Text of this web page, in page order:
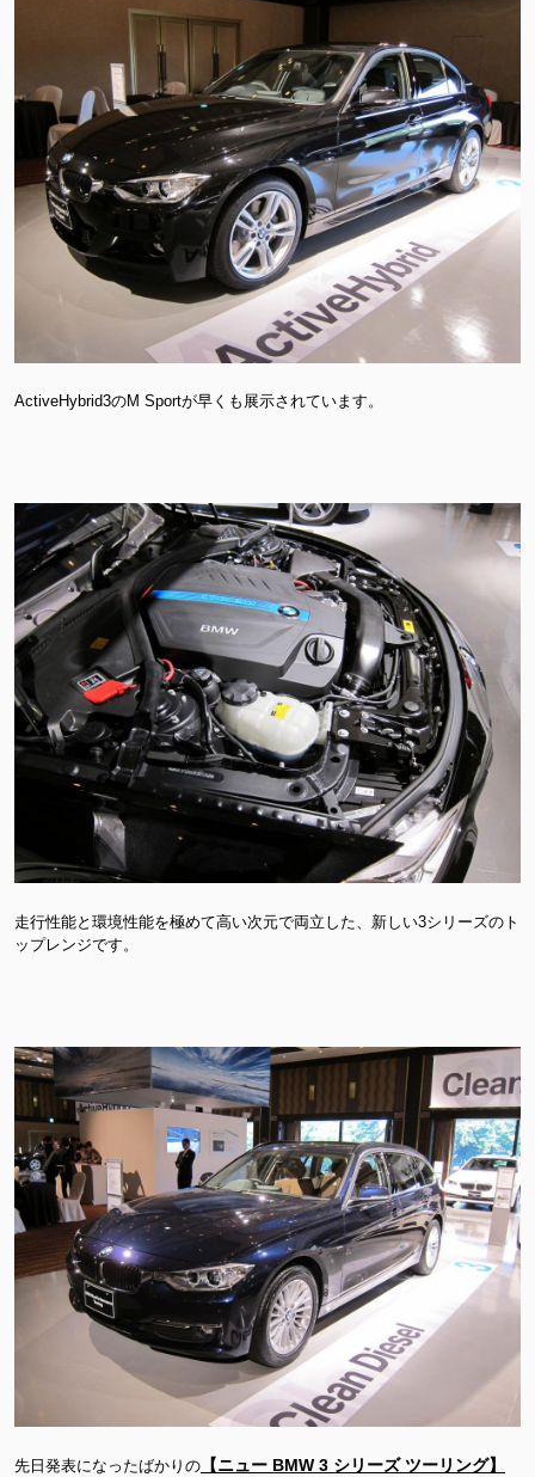
ActiveHybrid3のM Sportが早くも展示されています。
走行性能と環境性能を極めて高い次元で両立した、新しい3シリーズのト
ップレンジです。
先日発表になったばかりの 【ニュー BMW 3 シリーズ ツーリング】